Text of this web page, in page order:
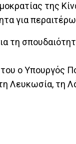
της
για
τη
ο Υπουργός
Λευκωσία, τη